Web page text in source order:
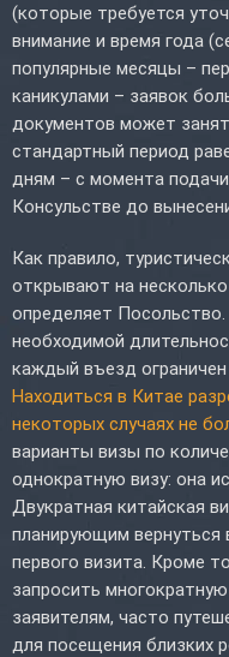
(которые требуется
внимание и время года
популярные месяцы –
каникулами – заявок
документов может
стандартный период
дням – с момента
Консульстве до
Как правило,
открывают на
определяет
необходимой
каждый въезд
Находиться в Китае
некоторых случаях не
варианты визы по
однократную визу: она
Двукратная китайская
планирующим вернуться
первого визита. Кроме
запросить
заявителям, часто
для посещения близких